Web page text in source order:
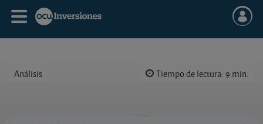
Análisis Tiempo de lectura: 9 min.